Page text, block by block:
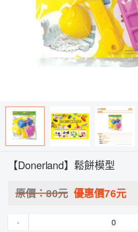
【Donerland】鬆餅模型
原價：80元 優惠價76元
-